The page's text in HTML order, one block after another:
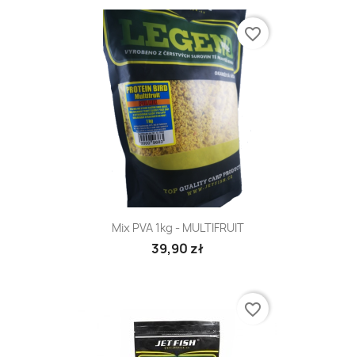
Mix PVA 1kg - MULTIFRUIT
39,90 zł
favorite_border
favorite_border